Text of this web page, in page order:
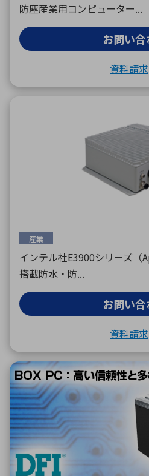
防塵産業用コンピューター...
お問い
資料請求
産業
インテル社E3900シリーズ
搭載防水・防...
お問い
資料請求